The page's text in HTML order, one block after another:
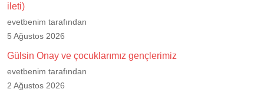
ileti)
evetbenim tarafından
5 Ağustos 2026
Gülsin Onay ve çocuklarımız gençlerimiz
evetbenim tarafından
2 Ağustos 2026